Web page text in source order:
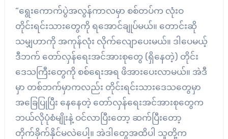
“ရွေးကောက်ပွဲအလွန်ကာလမှာ စစ်တပ်က လုံးဝ
တိုင်းရင်းသားတွေကို ရအောင်ချုပ်မယ်။ တောင်းဆို
သမျှဟာကို အကုန်လုံး လိုက်လျောပေးမယ်။ ဒါပေမယ့်
ဒီဘက် တော်လှန်ရေးအင်အားစုတွေ (ရှိနေတဲ့) တိုင်း
ဒေသကြီးတွေကို စစ်ရေးအရ ဖိအားပေးလာမယ်။ အဲဒီ
မှာ တစ်ဘက်မှာကလည်း တိုင်းရင်းသားဒေသတွေမှာ
အခြေပြုပြီး နေနေတဲ့ တော်လှန်ရေးအင်အားစုတွေက
ဘယ်လိုပုံစံမျိုးနဲ့ ဝင်လာပြီးတော့ ဆက်ပြီးတော့
တိုက်ခိုက်နိုင်မလဲပေါ့။ အဲဒါတွေအထိပါ သူတို့က